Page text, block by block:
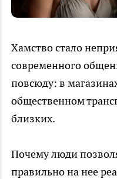
Хамство стало
современного
повсюду: в
общественном
близких.
Почему люди
правильно на нее